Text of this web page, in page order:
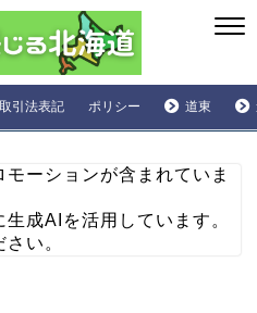
引法表記 ポリシー 道東
ーションが含まれていま
成AIを活用しています。
い。